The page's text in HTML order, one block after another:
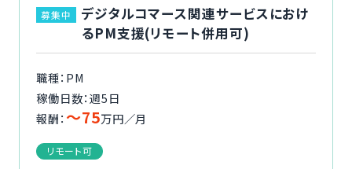
コーディネーター紹介
法人の方
募集中
デジタルコマース関連サービスにおけ
るPM支援(リモート併用可)
職種：PM
稼働日数：週5日
報酬： 〜75万円／月
リモート可